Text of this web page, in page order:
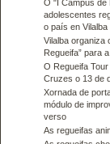
O "I Campus de
adolescentes
o país en Vilalba
Vilalba organiza
Regueifa” para
O Regueifa
Cruzes o 13 de
Xornada de
módulo de
verso
As regueifas